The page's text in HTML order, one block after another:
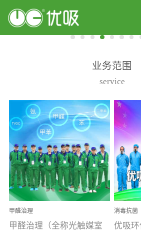
业务范围
service
甲醛治理
甲醛治理（全称光触媒室
消毒抗菌
优吸环